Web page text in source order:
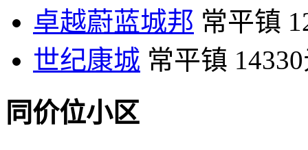
卓越蔚蓝城邦 常平镇
世纪康城 常平镇
同价位小区